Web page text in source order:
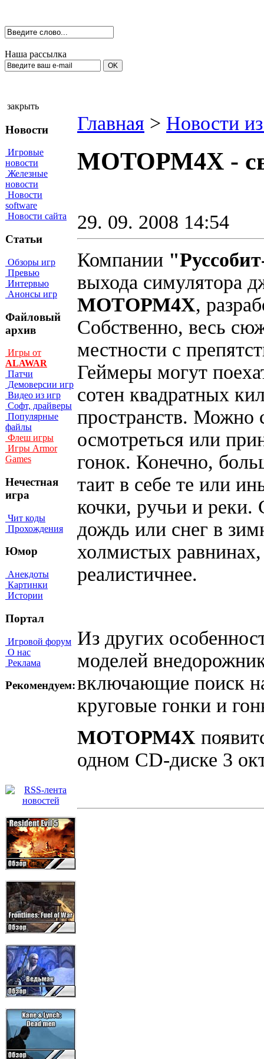
Наша рассылка
закрыть
Новости
Игровые
новости
Железные
новости
Новости
software
Новости сайта
Статьи
Обзоры игр
Превью
Интервью
Анонсы игр
Файловый
архив
Игры от
ALAWAR
Патчи
Демоверсии игр
Видео из игр
Софт, драйверы
Популярные
файлы
Флеш игры
Игры Armor
Games
Нечестная
игра
Чит коды
Прохождения
Юмор
Анекдоты
Картинки
Истории
Портал
Игровой форум
О нас
Реклама
Рекомендуем:
Главная > Новости
МОТОРМ4Х -
29. 09. 2008 14:54
Компании
выхода симулятора
МОТОРМ4Х,
Собственно, весь
местности с
Геймеры могут
сотен квадратных
пространств.
осмотреться или
гонок. Конечно,
таит в себе те или
кочки, ручьи и
дождь или снег в
холмистых
реалистичнее.
Из других
моделей
включающие поиск
круговые гонки и
МОТОРМ4Х
одном CD-диске 3